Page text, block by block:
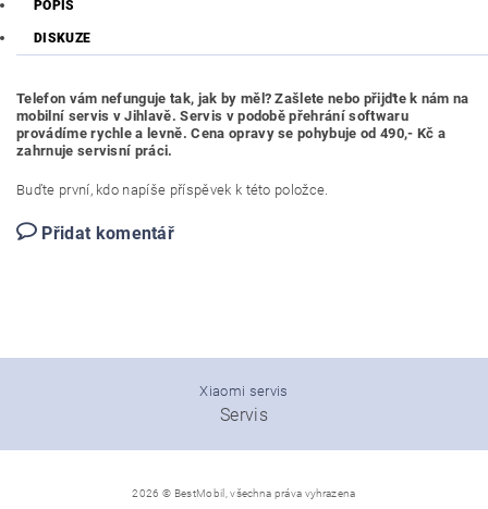
POPIS
DISKUZE
Telefon vám nefunguje tak, jak by měl? Zašlete nebo přijďte k nám na
mobilní servis v Jihlavě. Servis v podobě přehrání softwaru
provádíme rychle a levně. Cena opravy se pohybuje od 490,- Kč a
zahrnuje servisní práci.
Buďte první, kdo napíše příspěvek k této položce.
Přidat komentář
Xiaomi servis
Servis
2026 © BestMobil, všechna práva vyhrazena